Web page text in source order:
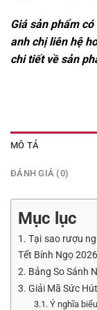
Giá sản phẩm
anh chị liên hệ
chi tiết về sản
MÔ TẢ
ĐÁNH GIÁ (0)
Mục lục
1. Tại sao rượu
Tết Bính Ngọ
2. Bảng So Sánh
3. Giải Mã Sức
3.1. Ý nghĩa